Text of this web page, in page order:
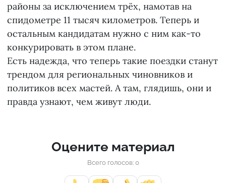
районы за исключением трёх, намотав на
спидометре 11 тысяч километров. Теперь и
остальным кандидатам нужно с ним как-то
конкурировать в этом плане.
Есть надежда, что теперь такие поездки станут
трендом для региональных чиновников и
политиков всех мастей. А там, глядишь, они и
правда узнают, чем живут люди.
Оцените материал
Всего голосов: 0